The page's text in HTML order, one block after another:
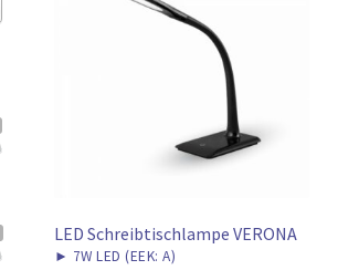
LED Schreibtischlampe VERONA
► 7W LED (EEK: A)